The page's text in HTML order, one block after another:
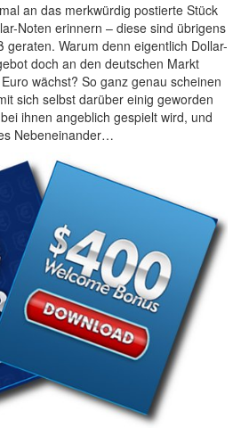
an das merkwürdig postierte Stück
Noten erinnern – diese sind übrigens
geraten. Warum denn eigentlich Dollar-
doch an den deutschen Markt
wächst? So ganz genau scheinen
sich selbst darüber einig geworden
ihnen angeblich gespielt wird, und
Nebeneinander…